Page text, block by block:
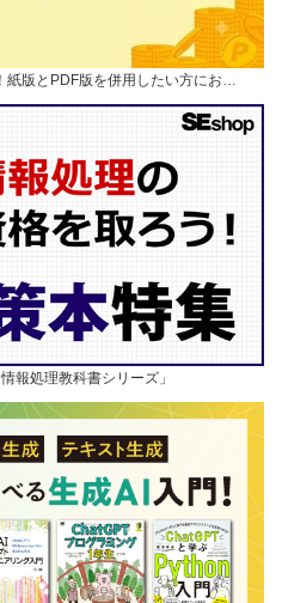
紙版とPDF版を併用したい方にお…
報処理教科書シリーズ」